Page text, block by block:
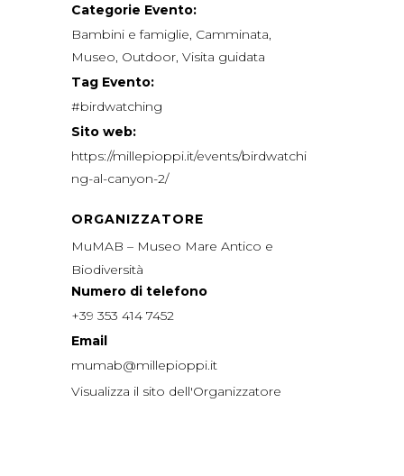
Categorie Evento:
Bambini e famiglie, Camminata,
Museo, Outdoor, Visita guidata
Tag Evento:
#birdwatching
Sito web:
https://millepioppi.it/events/birdwatchi
ng-al-canyon-2/
ORGANIZZATORE
MuMAB – Museo Mare Antico e
Biodiversità
Numero di telefono
+39 353 414 7452
Email
mumab@millepioppi.it
Visualizza il sito dell'Organizzatore